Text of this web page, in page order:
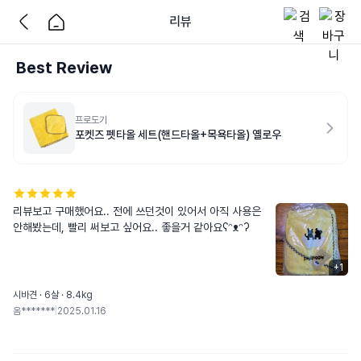
리뷰
Best Review
프로도기
포켓즈 펫타올 세트(핸드타올+목욕타올) 옐로우
+1
리뷰보고 구매했어요.. 전에 쓰던것이 있어서 아직 사용은
안해봤는데, 빨리 써보고 싶어요.. 좋을거 같아요ʕᵔᴥᵔʔ
시바견 · 6살 · 8.4kg
옴******* 2025.01.16